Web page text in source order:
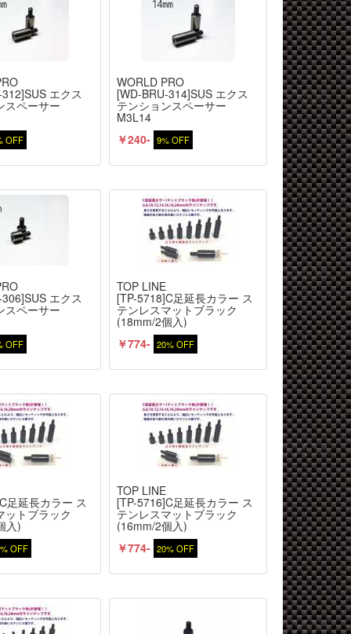
エクス
スペーサー
OFF
WORLD PRO
[WD-BRU-314]SUS エクス
テンションスペーサー
M3L14
￥240- 9% OFF
エクス
スペーサー
OFF
TOP LINE
[TP-5718]C足延長カラー ス
テンレスマットブラック
(18mm/2個入)
￥774- 20% OFF
足延長カラー ス
ットブラック
入)
OFF
TOP LINE
[TP-5716]C足延長カラー ス
テンレスマットブラック
(16mm/2個入)
￥774- 20% OFF